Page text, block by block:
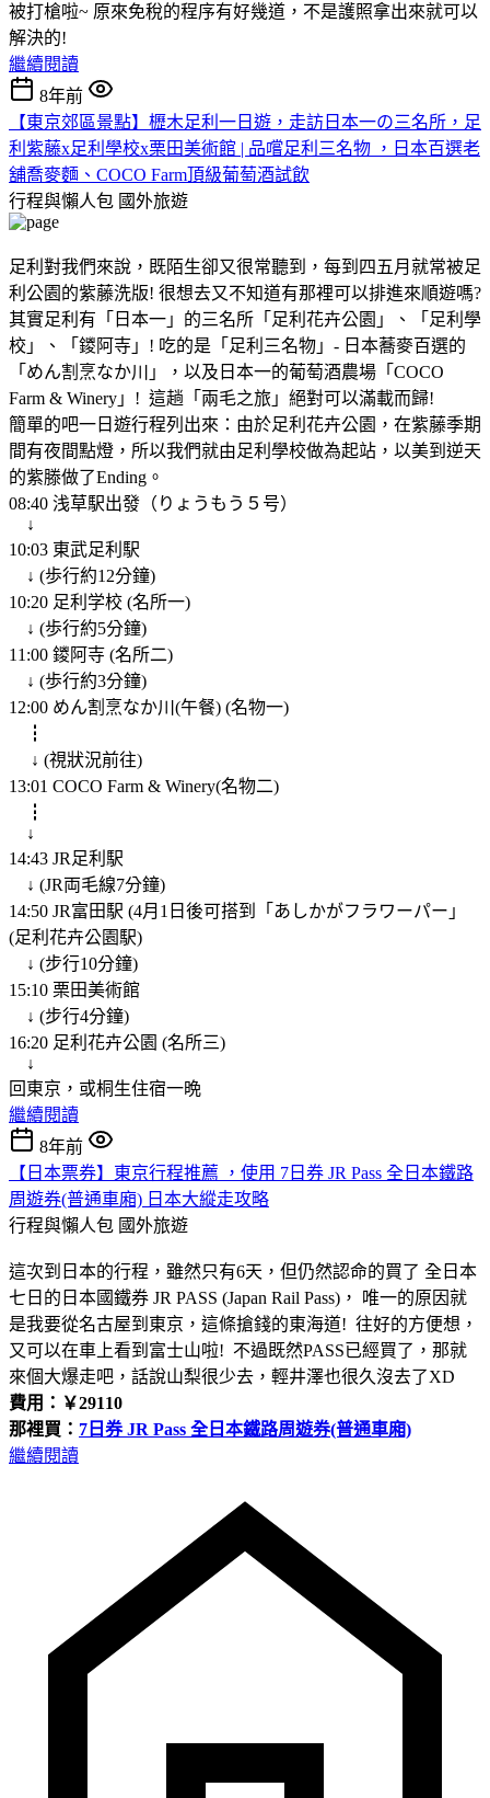
被打槍啦~ 原來免稅的程序有好幾道，不是護照拿出來就可以
解決的!
繼續閱讀
8年前
【東京郊區景點】櫪木足利一日遊，走訪日本一の三名所，足
利紫藤x足利學校x栗田美術館 | 品嚐足利三名物 ，日本百選老
舖喬麥麵、COCO Farm頂級葡萄酒試飲
行程與懶人包 國外旅遊
足利對我們來說，既陌生卻又很常聽到，每到四五月就常被足
利公園的紫藤洗版! 很想去又不知道有那裡可以排進來順遊嗎?
其實足利有「日本一」的三名所「足利花卉公園」、「足利學
校」、「鑁阿寺」! 吃的是「足利三名物」- 日本蕎麥百選的
「めん割烹なか川」，以及日本一的葡萄酒農場「COCO
Farm & Winery」! 這趟「兩毛之旅」絕對可以滿載而歸!
簡單的吧一日遊行程列出來：由於足利花卉公園，在紫藤季期
間有夜間點燈，所以我們就由足利學校做為起站，以美到逆天
的紫滕做了Ending。
08:40 浅草駅出發（りょうもう５号）
↓
10:03 東武足利駅
↓ (歩行約12分鐘)
10:20 足利学校 (名所一)
↓ (歩行約5分鐘)
11:00 鑁阿寺 (名所二)
↓ (歩行約3分鐘)
12:00 めん割烹なか川(午餐) (名物一)
┇
↓ (視狀況前往)
13:01 COCO Farm & Winery(名物二)
┇
↓
14:43 JR足利駅
↓ (JR両毛線7分鐘)
14:50 JR富田駅 (4月1日後可搭到「あしかがフラワーパー」
(足利花卉公園駅)
↓ (步行10分鐘)
15:10 栗田美術館
↓ (步行4分鐘)
16:20 足利花卉公園 (名所三)
↓
回東京，或桐生住宿一晩
繼續閱讀
8年前
【日本票券】東京行程推薦 ，使用 7日券 JR Pass 全日本鐵路
周遊券(普通車廂) 日本大縱走攻略
行程與懶人包 國外旅遊
這次到日本的行程，雖然只有6天，但仍然認命的買了 全日本
七日的日本國鐵券 JR PASS (Japan Rail Pass)， 唯一的原因就
是我要從名古屋到東京，這條搶錢的東海道! 往好的方便想，
又可以在車上看到富士山啦! 不過既然PASS已經買了，那就
來個大爆走吧，話說山梨很少去，輕井澤也很久沒去了XD
費用：￥29110
那裡買： 7日券 JR Pass 全日本鐵路周遊券(普通車廂)
繼續閱讀